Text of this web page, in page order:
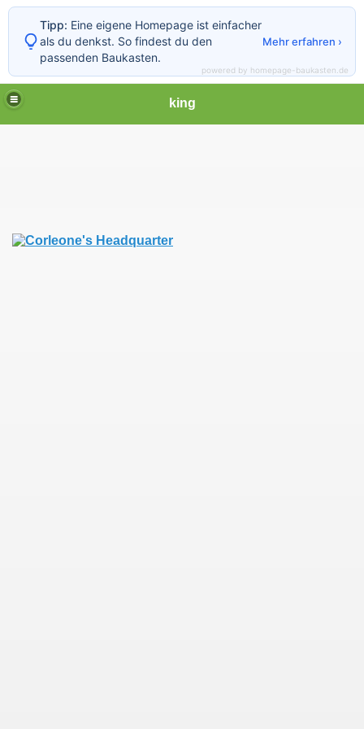
king
Tipp: Eine eigene Homepage ist einfacher
als du denkst. So findest du den
passenden Baukasten.
Mehr erfahren ›
powered by homepage-baukasten.de